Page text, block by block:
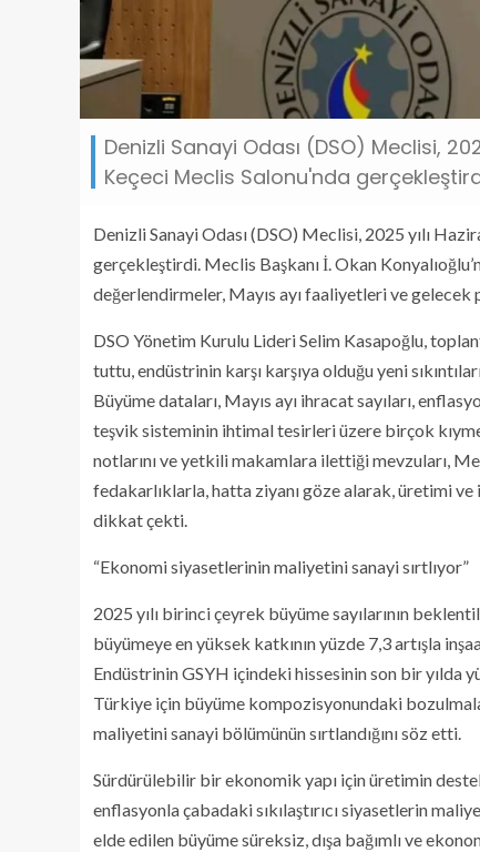
Denizli Sanayi Odası (DSO) Meclisi,
Keçeci Meclis Salonu'nda
Denizli Sanayi Odası (DSO) Meclisi, 2025 yılı
gerçekleştirdi. Meclis Başkanı İ. Okan
değerlendirmeler, Mayıs ayı faaliyetleri ve gelecek
DSO Yönetim Kurulu Lideri Selim Kasapoğlu,
tuttu, endüstrinin karşı karşıya olduğu yeni
Büyüme dataları, Mayıs ayı ihracat sayıları,
teşvik sisteminin ihtimal tesirleri üzere birçok
notlarını ve yetkili makamlara ilettiği mevzuları,
fedakarlıklarla, hatta ziyanı göze alarak, üretimi
dikkat çekti.
“Ekonomi siyasetlerinin maliyetini sanayi sırtlıyor”
2025 yılı birinci çeyrek büyüme sayılarının
büyümeye en yüksek katkının yüzde 7,3 artışla
Endüstrinin GSYH içindeki hissesinin son bir yılda
Türkiye için büyüme kompozisyonundaki
maliyetini sanayi bölümünün sırtlandığını söz etti.
Sürdürülebilir bir ekonomik yapı için üretimin
enflasyonla çabadaki sıkılaştırıcı siyasetlerin
elde edilen büyüme süreksiz, dışa bağımlı ve